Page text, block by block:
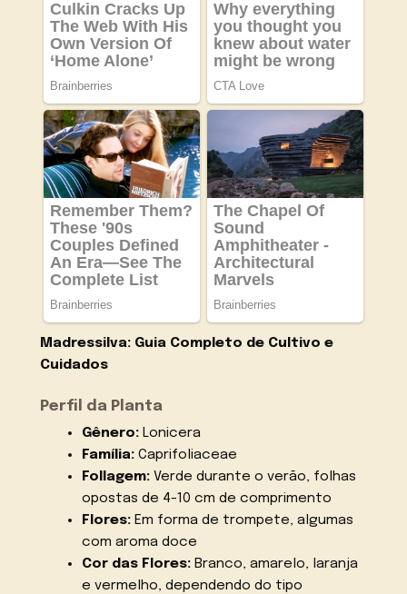
Madressilva: Guia Completo de Cultivo e
Cuidados
Perfil da Planta
Gênero:Lonicera
Família:Caprifoliaceae
Follagem:Verde durante o verão, folhas
opostas de 4-10 cm de comprimento
Flores:Em forma de trompete, algumas
com aroma doce
Cor das Flores:Branco, amarelo, laranja
e vermelho, dependendo do tipo